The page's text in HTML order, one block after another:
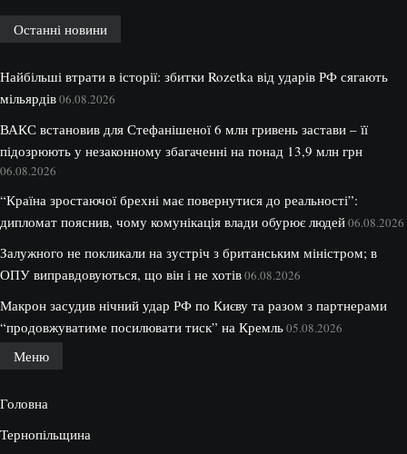
Останні новини
Найбільші втрати в історії: збитки Rozetka від ударів РФ сягають
мільярдів06.08.2026
ВАКС встановив для Стефанішеної 6 млн гривень застави – її
підозрюють у незаконному збагаченні на понад 13,9 млн грн
06.08.2026
“Країна зростаючої брехні має повернутися до реальності”:
дипломат пояснив, чому комунікація влади обурює людей06.08.2026
Залужного не покликали на зустріч з британським міністром; в
ОПУ виправдовуються, що він і не хотів06.08.2026
Макрон засудив нічний удар РФ по Києву та разом з партнерами
“продовжуватиме посилювати тиск” на Кремль05.08.2026
Меню
Головна
Тернопільщина